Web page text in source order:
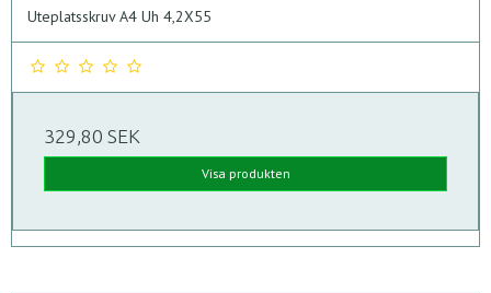
Uteplatsskruv A4 Uh 4,2X55
329,80 SEK
Visa produkten